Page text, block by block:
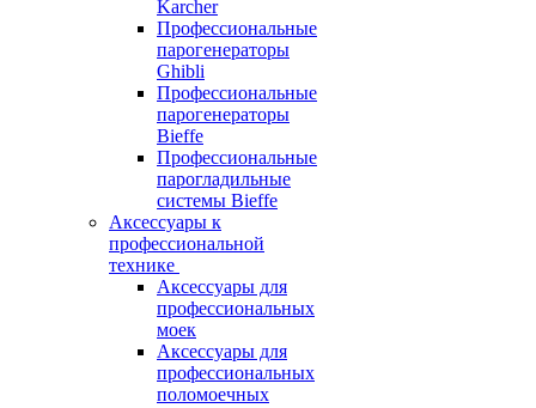
Karcher
Профессиональные
парогенераторы
Ghibli
Профессиональные
парогенераторы
Bieffe
Профессиональные
парогладильные
системы Bieffe
Аксессуары к
профессиональной
технике
Аксессуары для
профессиональных
моек
Аксессуары для
профессиональных
поломоечных